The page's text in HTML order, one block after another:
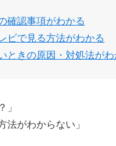
確認事項がわかる
ビで見る方法がわかる
ときの原因・対処法がわ
」
法がわからない」